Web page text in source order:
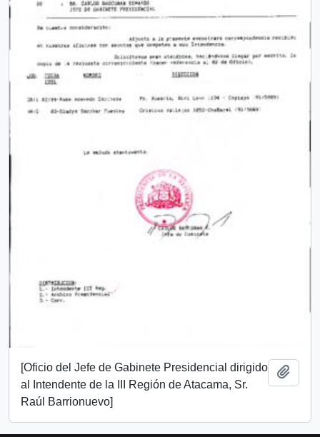
[Oficio del Jefe de Gabinete Presidencial dirigido
al Intendente de la III Región de Atacama, Sr.
Raúl Barrionuevo]